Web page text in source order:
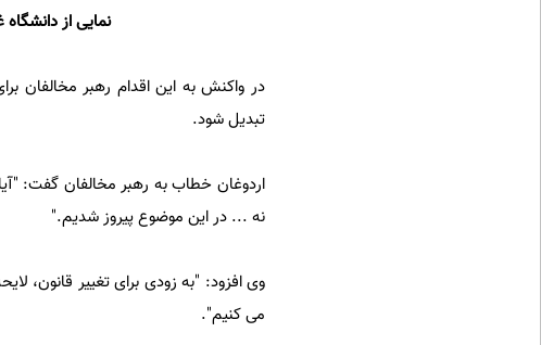
نمایی از
در واکنش به این اقدام رهبر مخالفان
تبدیل شود.
اردوغان خطاب به رهبر مخالفان گفت:
نه ... در این موضوع پیروز شدیم."
وی افزود: "به زودی برای تغییر قانون،
می کنیم".